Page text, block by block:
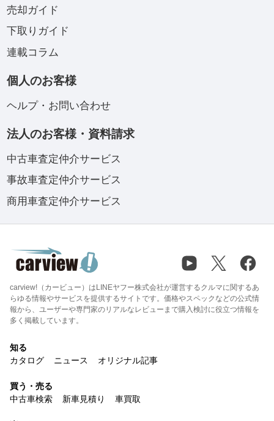
売却ガイド
下取りガイド
連載コラム
個人のお客様
ヘルプ・お問い合わせ
法人のお客様・資料請求
中古車査定仲介サービス
事故車査定仲介サービス
商用車査定仲介サービス
carview!（カービュー）はLINEヤフー株式会社が運営するクルマに関するあ
らゆる情報やサービスを提供するサイトです。価格やスペックなどの公式情
報から、ユーザーや専門家のリアルなレビューまで購入検討に役立つ情報を
多く掲載しています。
知る
カタログ
ニュース オリジナル記事
買う・売る
中古車検索
新車見積り 車買取